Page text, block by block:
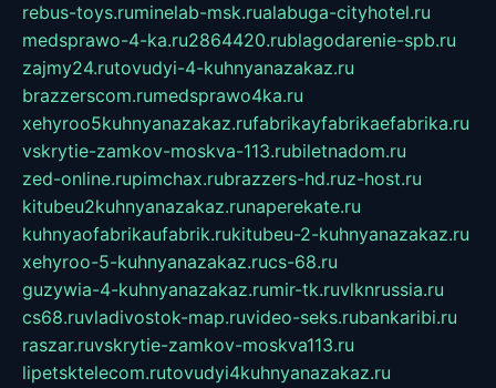
rebus-toys.ruminelab-msk.rualabuga-cityhotel.ru
medsprawo-4-ka.ru2864420.rublagodarenie-spb.ru
zajmy24.rutovudyi-4-kuhnyanazakaz.ru
brazzerscom.rumedsprawo4ka.ru
xehyroo5kuhnyanazakaz.rufabrikayfabrikaefabrika.ru
vskrytie-zamkov-moskva-113.rubiletnadom.ru
zed-online.rupimchax.rubrazzers-hd.ruz-host.ru
kitubeu2kuhnyanazakaz.runaperekate.ru
kuhnyaofabrikaufabrik.rukitubeu-2-kuhnyanazakaz.ru
xehyroo-5-kuhnyanazakaz.rucs-68.ru
guzywia-4-kuhnyanazakaz.rumir-tk.ruvlknrussia.ru
cs68.ruvladivostok-map.ruvideo-seks.rubankaribi.ru
raszar.ruvskrytie-zamkov-moskva113.ru
lipetsktelecom.rutovudyi4kuhnyanazakaz.ru